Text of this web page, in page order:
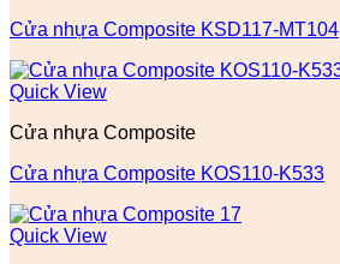
Cửa nhựa Composite KSD117-MT104
Quick View
Cửa nhựa Composite
Cửa nhựa Composite KOS110-K533
Quick View